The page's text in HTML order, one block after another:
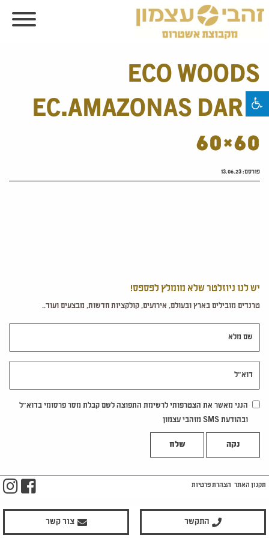
ECO WOODS
EC.AMAZONAS DARK
60×60
פורסם:13.06.23
יש לנו ניוזלטר שלא מומלץ לפספס!
טרנדים מובילים בארץ ובעולם, אירועים, קולקציות חדשות, מבצעים ועוד..
הנני מאשר את הצטרפותי לרשימת התפוצה לשם קבלת מסר פרסומי בדוא"ל
ובהודעת SMS מזהבי עצמון
נקה
התקשר צור קשר
תקנון האתר הצהרת פרטיות